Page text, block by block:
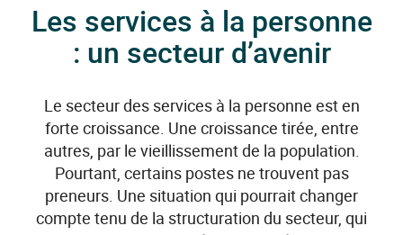
Les services à la personne
: un secteur d’avenir
Le secteur des services à la personne est en
forte croissance. Une croissance tirée, entre
autres, par le vieillissement de la population.
Pourtant, certains postes ne trouvent pas
preneurs. Une situation qui pourrait changer
compte tenu de la structuration du secteur, qui